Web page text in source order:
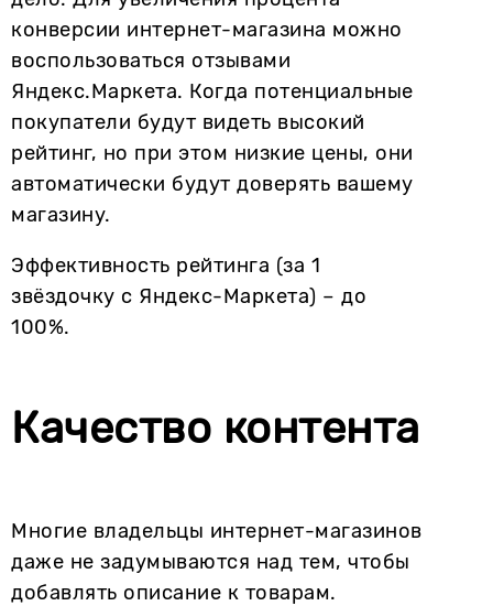
конверсии интернет-магазина можно
воспользоваться отзывами
Яндекс.Маркета. Когда потенциальные
покупатели будут видеть высокий
рейтинг, но при этом низкие цены, они
автоматически будут доверять вашему
магазину.
Эффективность рейтинга (за 1
звёздочку с Яндекс-Маркета) – до
100%.
Качество контента
Многие владельцы интернет-магазинов
даже не задумываются над тем, чтобы
добавлять описание к товарам.